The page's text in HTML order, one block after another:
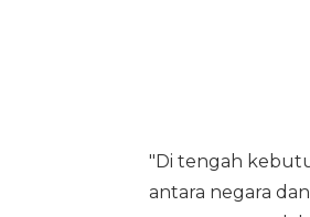
"Di tengah
antara negara